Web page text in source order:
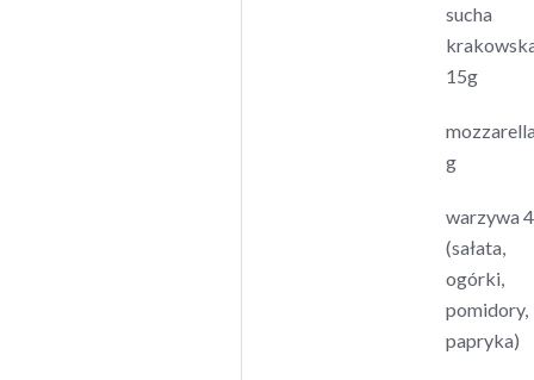
sucha
15g
g
warzywa
(sałata,
ogórki,
pomidory,
papryka)